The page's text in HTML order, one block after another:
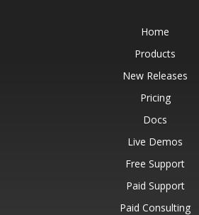
Home
Products
New Releases
Pricing
Docs
Live Demos
Free Support
Paid Support
Paid Consulting